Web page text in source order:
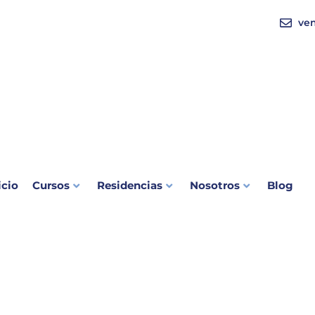
Cursos Residencias Nosotros Blog